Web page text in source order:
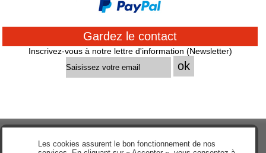
Les cookies assurent le bon fonctionnement de nos
Gardez le contact
Inscrivez-vous à notre lettre d'information (Newsletter)
Accueil